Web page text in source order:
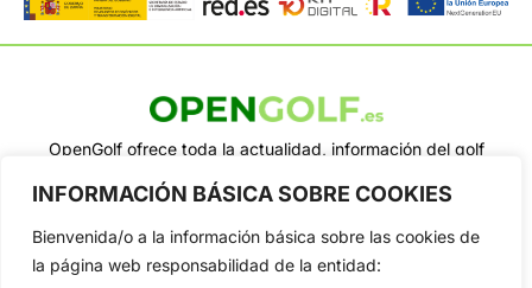
INFORMACIÓN BÁSICA SOBRE COOKIES
Bienvenida/o a la información básica sobre las cookies de
la página web responsabilidad de la entidad:
OpenGolf ofrece toda la actualidad, información del golf
Jon Rahm, LIV Golf, PGA Tour, Ryder Cup, DP World Tour, LPGA
Categorias